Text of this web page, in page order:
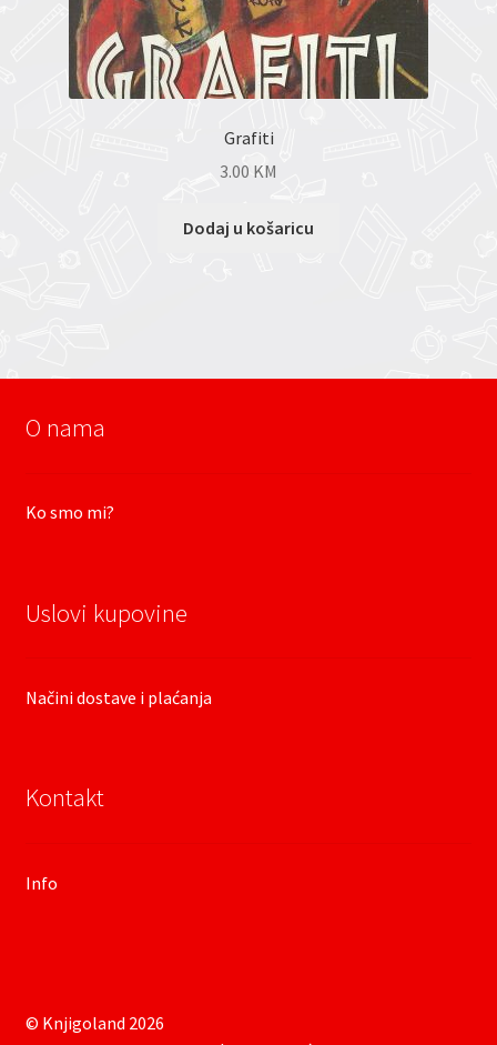
Grafiti
3.00 KM
Dodaj u košaricu
O nama
Ko smo mi?
Uslovi kupovine
Načini dostave i plaćanja
Kontakt
Info
© Knjigoland 2026